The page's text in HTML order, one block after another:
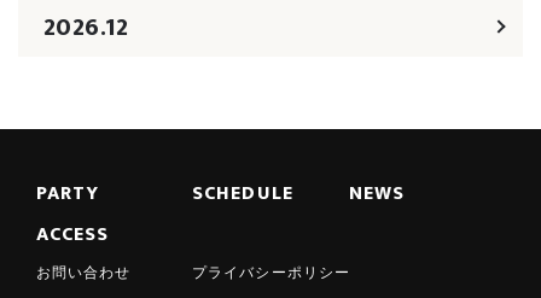
2026.12
PARTY SCHEDULE
NEWS
ACCESS
お問い合わせ プライバシーポリシー